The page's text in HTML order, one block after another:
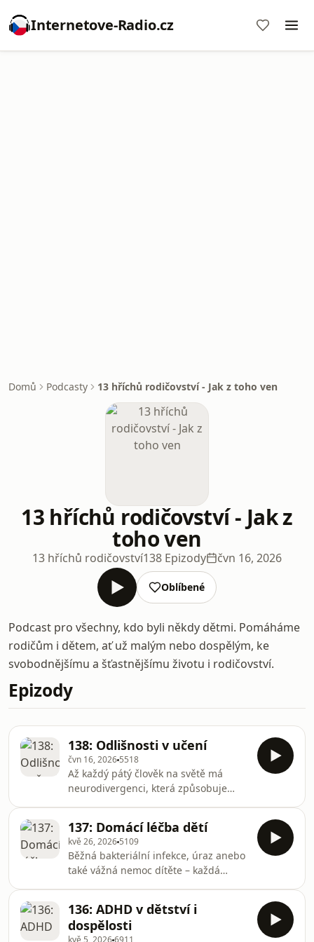
Internetove-Radio.cz
Domů Podcasty 13 hříchů rodičovství - Jak z toho ven
13 hříchů rodičovství - Jak z
toho ven
13 hříchů rodičovství138 Epizody čvn 16, 2026
Oblíbené
Podcast pro všechny, kdo byli někdy dětmi. Pomáháme
rodičům i dětem, ať už malým nebo dospělým, ke
svobodnějšímu a šťastnějšímu životu i rodičovství.
Epizody
138: Odlišnosti v učení
čvn 16, 2026 5518
Až každý pátý člověk na světě má
neurodivergenci, která způsobuje
učení. Helen Taylor z University of
Cambridge tuto strukturu považuje za
evoluční přizpůsobení, které mělo
zlepšit objevování, vynalézání a
kreativitu. Lidé s touto strukturou
mozku tvoří sice pětinu populace, ale
35 % amerických podnikatelů. Jaký je
život člověka s dys
137: Domácí léčba dětí
kvě 26, 2026 5109
Běžná bakteriální infekce, úraz anebo
také vážná nemoc dítěte – každá
tradičních rodičovských, partnerských,
pracovních a o domácnost pečujících
136: ADHD v dětství i
dospělosti
kvě 5, 20266911